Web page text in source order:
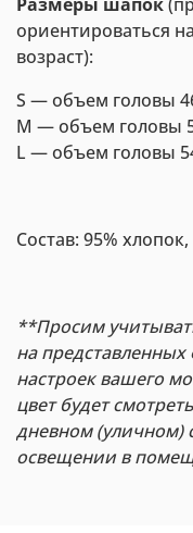
ориентироваться
возраст):
S — объем головы
M — объем головы
L — объем головы
Состав: 95% хлопок,
**Просим
на представленных
настроек вашего
цвет будет
дневном (уличном)
освещении в